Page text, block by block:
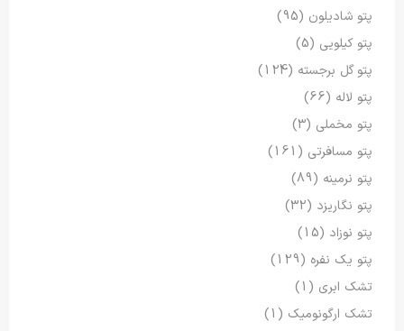
پتو شادیلون (95)
پتو کیلویی (5)
پتو گل برجسته (124)
پتو لاله (66)
پتو مخملی (3)
پتو مسافرتی (161)
پتو نرمینه (89)
پتو نگاریزد (32)
پتو نوزاد (15)
پتو یک نفره (129)
تشک ابری (1)
تشک ارگونومیک (1)